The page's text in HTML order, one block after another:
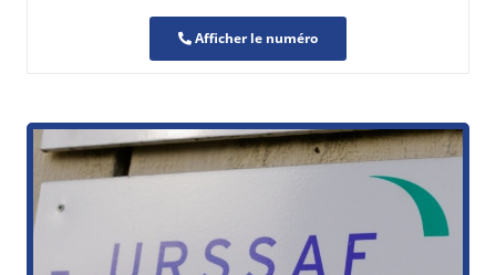
Afficher le numéro